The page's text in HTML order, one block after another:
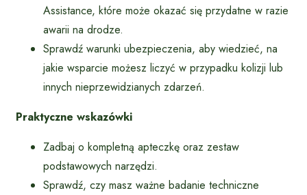
Assistance, które może okazać się przydatne w razie
awarii na drodze.
Sprawdź warunki ubezpieczenia, aby wiedzieć, na
jakie wsparcie możesz liczyć w przypadku kolizji lub
innych nieprzewidzianych zdarzeń.
Praktyczne wskazówki
Zadbaj o kompletną apteczkę oraz zestaw
podstawowych narzędzi.
Sprawdź, czy masz ważne badanie techniczne